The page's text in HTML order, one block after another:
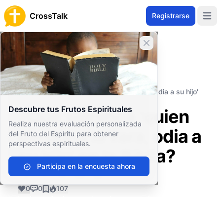
CrossTalk Registrarse
Cerrar banner
Descubre tus Frutos Espirituales
Realiza nuestra evaluación personalizada
del Fruto del Espíritu para obtener
perspectivas espirituales.
Participa en la encuesta ahora
Inicio
Archivo de Preguntas
Vida Cristiana
Familia y Comunidad
¿Qué significa 'quien perdona la vara, odia a su hijo'
¿Qué significa 'quien
perdona la vara, odia a
su hijo' en la Biblia?
0 0 107